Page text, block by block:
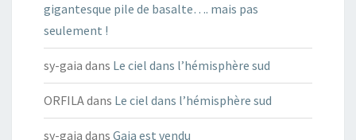
gigantesque pile de basalte…. mais pas
seulement !
sy-gaia dans Le ciel dans l’hémisphère sud
ORFILAdans Le ciel dans l’hémisphère sud
sy-gaia dans Gaia est vendu